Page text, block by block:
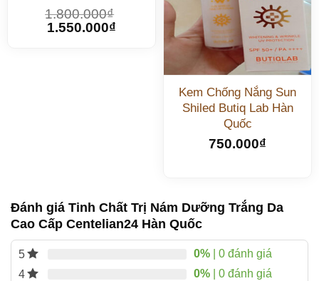
1.800.000₫
1.550.000₫
Kem Chống Nắng Sun
Shiled Butiq Lab Hàn
Quốc
750.000₫
Đánh giá Tinh Chất Trị Nám Dưỡng Trắng Da
Cao Cấp Centelian24 Hàn Quốc
5 0% | 0 đánh giá
4
0% | 0 đánh giá